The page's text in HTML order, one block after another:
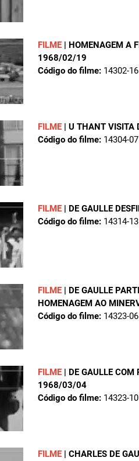
FILME | HOMENAGEM A
1968/02/19
Código do filme: 14302-16
FILME | U THANT VISITA
Código do filme: 14304-07
FILME | DE GAULLE
Código do filme: 14314-13
FILME | DE GAULLE
HOMENAGEM AO
Código do filme: 14323-06
FILME | DE GAULLE COM
1968/03/04
Código do filme: 14323-10
FILME | CHARLES DE